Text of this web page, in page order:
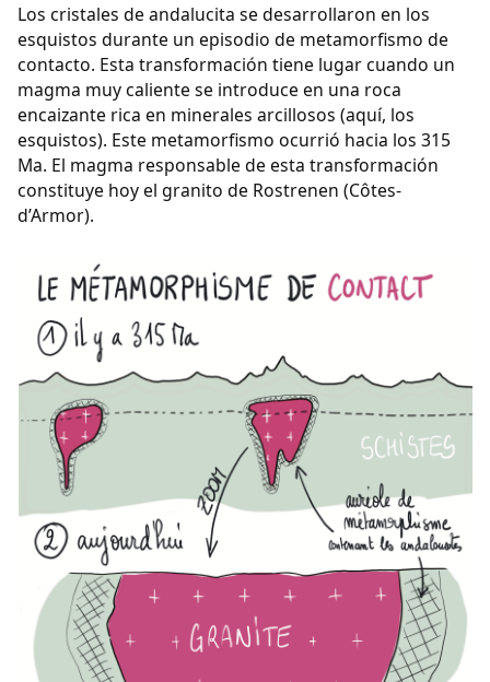
Los cristales de andalucita se desarrollaron en los
esquistos durante un episodio de metamorfismo de
contacto. Esta transformación tiene lugar cuando un
magma muy caliente se introduce en una roca
encaizante rica en minerales arcillosos (aquí, los
esquistos). Este metamorfismo ocurrió hacia los 315
Ma. El magma responsable de esta transformación
constituye hoy el granito de Rostrenen (Côtes-
d’Armor).